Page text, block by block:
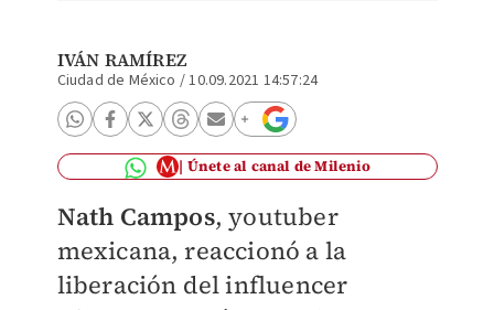
IVÁN RAMÍREZ
Ciudad de México /10.09.2021 14:57:24
Únete al canal de Milenio
Nath Campos, youtuber
mexicana, reaccionó a la
liberación del influencer